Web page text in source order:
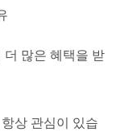
많은 혜택을 받
상 관심이 있습